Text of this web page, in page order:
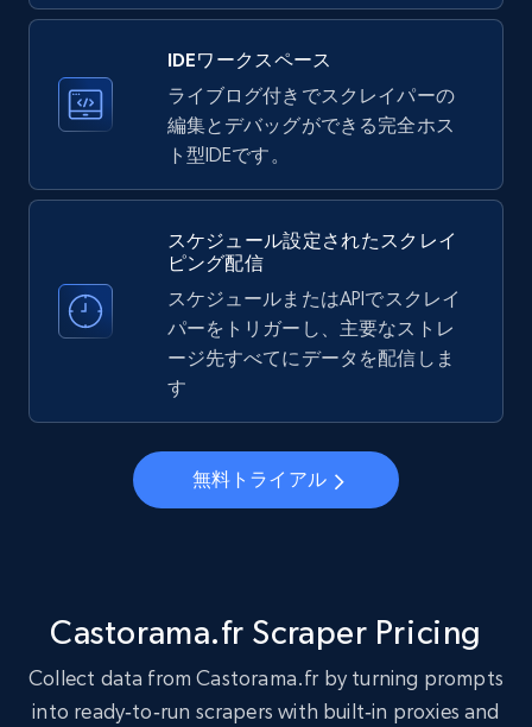
more.
33.5K+ 3.5K+ 無料トライアル
Instagram - Profiles
Account, Fbid, ID, Followers, Posts count, Is
business account, Is professional account, Is
verified, and more.
3.5K+ 無料トライアル
Instagram - Profiles - Collect profile
information by user name
IDEワークスペース
ライブログ付きでスクレイパーの
編集とデバッグができる完全ホス
ト型IDEです。
スケジュール設定されたスクレイ
ピング配信
スケジュールまたはAPIでスクレイ
パーをトリガーし、主要なストレ
ージ先すべてにデータを配信しま
す
無料トライアル
Castorama.fr Scraper Pricing
Collect data from Castorama.fr by turning prompts
into ready‑to‑run scrapers with built‑in proxies and